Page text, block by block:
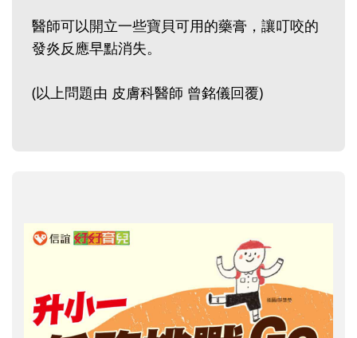
醫師可以開立一些寶貝可用的藥膏，讓叮咬的
發炎反應早點消失。
(以上問題由 皮膚科醫師 曾銘儀回覆)